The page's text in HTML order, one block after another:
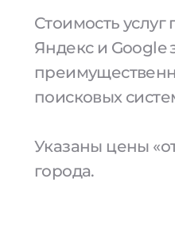
Стоимость
Яндекс и Google
поисковых
Указаны цены
города.